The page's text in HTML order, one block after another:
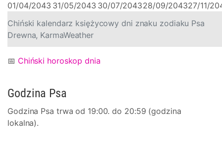
Chiński kalendarz księżycowy dni znaku zodiaku Psa
Drewna, KarmaWeather
01/04/2043 31/05/2043 30/07/204328/09/204327/11/
📅 Chiński horoskop dnia
Godzina Psa
Godzina Psa trwa od 19:00. do 20:59 (godzina
lokalna).